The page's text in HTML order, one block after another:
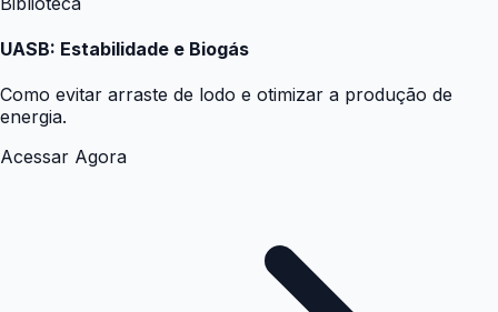
UASB: Estabilidade e Biogás
Como evitar arraste de lodo e otimizar a produção de
energia.
Acessar Agora